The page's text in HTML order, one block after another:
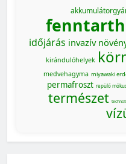
időjárás invazív
kirándulóhelyek
medvehagyma miyawaki
permafroszt repülő
természet